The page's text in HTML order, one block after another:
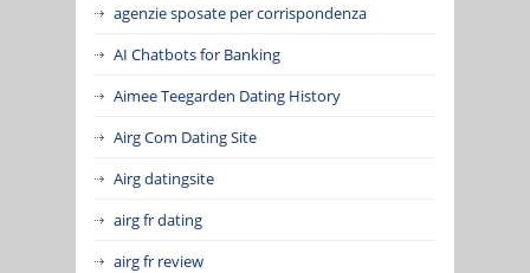
agenzie sposate per corrispondenza
AI Chatbots for Banking
Aimee Teegarden Dating History
Airg Com Dating Site
Airg datingsite
airg fr dating
airg fr review